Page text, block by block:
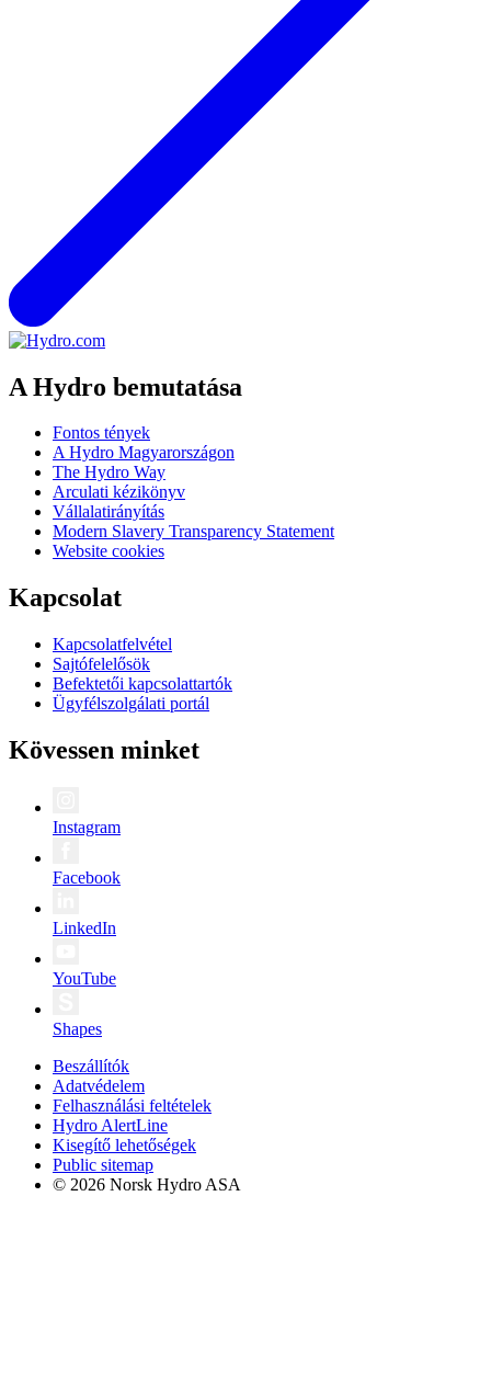
A Hydro bemutatása
Fontos tények
A Hydro Magyarországon
The Hydro Way
Arculati kézikönyv
Vállalatirányítás
Modern Slavery Transparency Statement
Website cookies
Kapcsolat
Kapcsolatfelvétel
Sajtófelelősök
Befektetői kapcsolattartók
Ügyfélszolgálati portál
Kövessen minket
Instagram
Facebook
LinkedIn
YouTube
Shapes
Beszállítók
Adatvédelem
Felhasználási feltételek
Hydro AlertLine
Kisegítő lehetőségek
Public sitemap
© 2026 Norsk Hydro ASA